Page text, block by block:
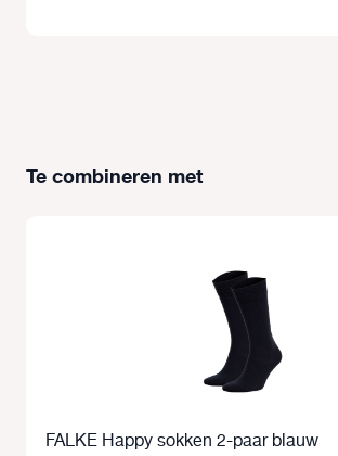
Productgalerij overslaan
Te combineren met
FALKE Happy sokken 2-paar blauw